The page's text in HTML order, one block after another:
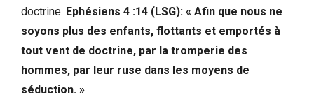
doctrine. Ephésiens 4 :14 (LSG): « Afin que nous ne
soyons plus des enfants, flottants et emportés à
tout vent de doctrine, par la tromperie des
hommes, par leur ruse dans les moyens de
séduction. »